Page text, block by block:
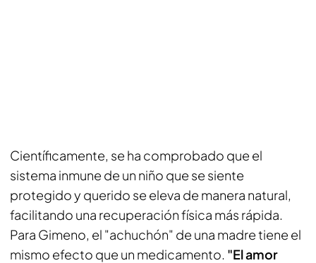
Científicamente, se ha comprobado que el
sistema inmune de un niño que se siente
protegido y querido se eleva de manera natural,
facilitando una recuperación física más rápida.
Para Gimeno, el "achuchón" de una madre tiene el
mismo efecto que un medicamento. "El amor